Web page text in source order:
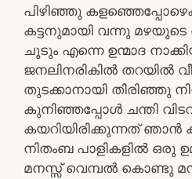
പിഴിഞ്ഞു
കട്ടനുമായി വന്നു മഴയുടെ
ചൂടും എന്നെ ഉന്മാദ
ജനലിനരികിൽ തറയിൽ
തുടക്കാനായി തിരിഞ്ഞു
കുനിഞ്ഞപ്പോൾ ചന്തി
കയറിയിരിക്കുന്നത് ഞാൻ
നിതംബ പാളികളിൽ ഒരു
മനസ്സ് വെമ്പൽ കൊണ്ടു